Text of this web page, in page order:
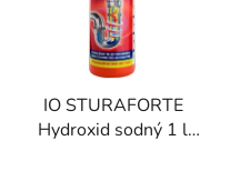
IO STURAFORTE
Hydroxid sodný 1 l